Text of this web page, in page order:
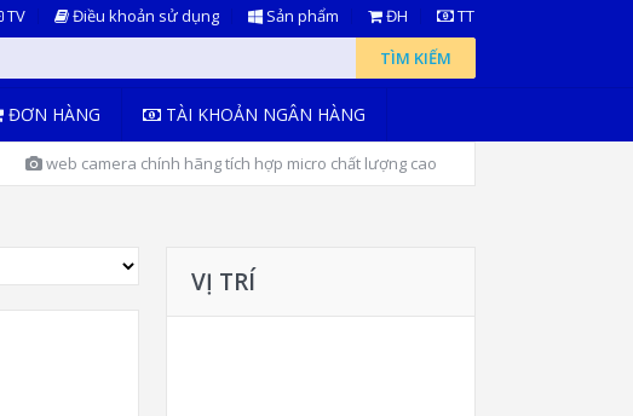
TV Điều khoản sử dụng Sản phẩm ĐH
TT
TÌM KIẾM
ĐƠN HÀNG TÀI KHOẢN NGÂN HÀNG
web camera chính hãng tích hợp micro chất lượng cao
VỊ TRÍ